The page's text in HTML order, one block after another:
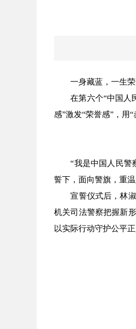
一身藏蓝，一生荣
在第六个“中国人民
感”激发“荣誉感”，用“
“我是中国人民警察
誓下，面向警旗，重温
宣誓仪式后，林淑
机关司法警察把握新
以实际行动守护公平